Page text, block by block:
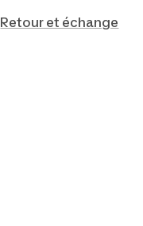
Retour et échange